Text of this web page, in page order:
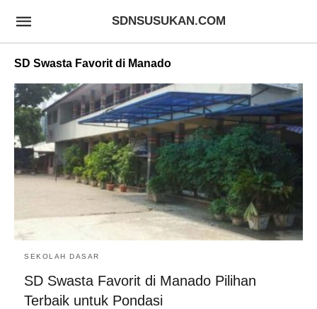
SDNSUSUKAN.COM
SD Swasta Favorit di Manado
SEKOLAH DASAR
SD Swasta Favorit di Manado Pilihan
Terbaik untuk Pondasi